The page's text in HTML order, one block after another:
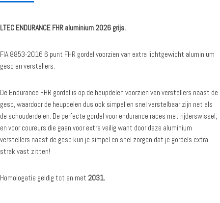
LTEC ENDURANCE FHR aluminium 2026 grijs.
FIA 8853-2016 6 punt FHR gordel voorzien van extra lichtgewicht aluminium
gesp en verstellers.
De Endurance FHR gordel is op de heupdelen voorzien van verstellers naast de
gesp, waardoor de heupdelen dus ook simpel en snel verstelbaar zijn net als
de schouderdelen. De perfecte gordel voor endurance races met rijderswissel,
en voor coureurs die gaan voor extra veilig want door deze aluminium
verstellers naast de gesp kun je simpel en snel zorgen dat je gordels extra
strak vast zitten!
Homologatie geldig tot en met 2031.